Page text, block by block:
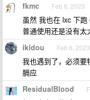
fkmc Feb 6, 2023
虽然 我也在 lxc 下
普通使用还是没有太
ikidou Feb 6,
我也遇到了，必须
膈应
ResidualBlood